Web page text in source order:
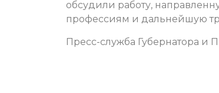
обсудили работу,
профессиям и дальнейшую
Пресс-служба Губернатора и